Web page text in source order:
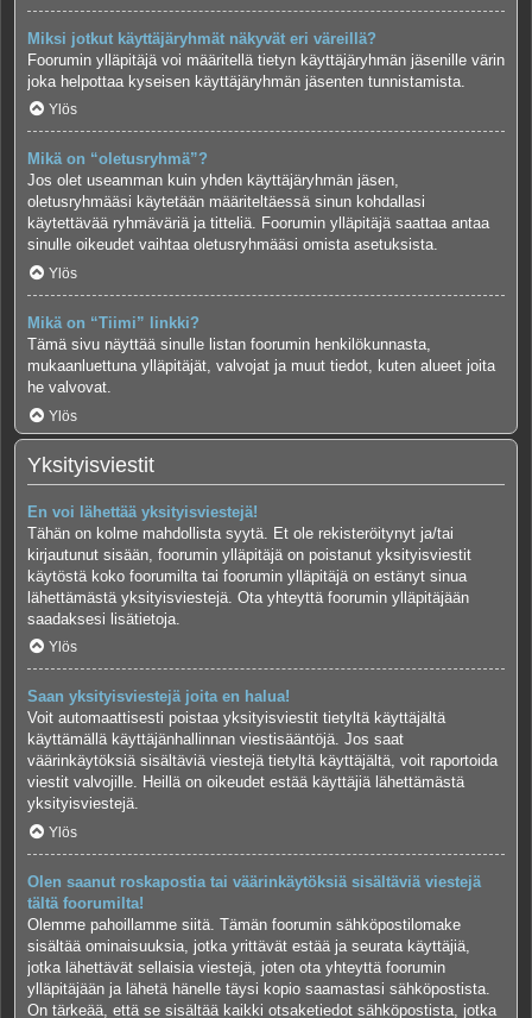
Miksi jotkut käyttäjäryhmät näkyvät eri väreillä?
Foorumin ylläpitäjä voi määritellä tietyn käyttäjäryhmän jäsenille värin
joka helpottaa kyseisen käyttäjäryhmän jäsenten tunnistamista.
Ylös
Mikä on “oletusryhmä”?
Jos olet useamman kuin yhden käyttäjäryhmän jäsen,
oletusryhmääsi käytetään määriteltäessä sinun kohdallasi
käytettävää ryhmäväriä ja titteliä. Foorumin ylläpitäjä saattaa antaa
sinulle oikeudet vaihtaa oletusryhmääsi omista asetuksista.
Ylös
Mikä on “Tiimi” linkki?
Tämä sivu näyttää sinulle listan foorumin henkilökunnasta,
mukaanluettuna ylläpitäjät, valvojat ja muut tiedot, kuten alueet joita
he valvovat.
Ylös
Yksityisviestit
En voi lähettää yksityisviestejä!
Tähän on kolme mahdollista syytä. Et ole rekisteröitynyt ja/tai
kirjautunut sisään, foorumin ylläpitäjä on poistanut yksityisviestit
käytöstä koko foorumilta tai foorumin ylläpitäjä on estänyt sinua
lähettämästä yksityisviestejä. Ota yhteyttä foorumin ylläpitäjään
saadaksesi lisätietoja.
Ylös
Saan yksityisviestejä joita en halua!
Voit automaattisesti poistaa yksityisviestit tietyltä käyttäjältä
käyttämällä käyttäjänhallinnan viestisääntöjä. Jos saat
väärinkäytöksiä sisältäviä viestejä tietyltä käyttäjältä, voit raportoida
viestit valvojille. Heillä on oikeudet estää käyttäjiä lähettämästä
yksityisviestejä.
Ylös
Olen saanut roskapostia tai väärinkäytöksiä sisältäviä viestejä
tältä foorumilta!
Olemme pahoillamme siitä. Tämän foorumin sähköpostilomake
sisältää ominaisuuksia, jotka yrittävät estää ja seurata käyttäjiä,
jotka lähettävät sellaisia viestejä, joten ota yhteyttä foorumin
ylläpitäjään ja lähetä hänelle täysi kopio saamastasi sähköpostista.
On tärkeää, että se sisältää kaikki otsaketiedot sähköpostista, jotka